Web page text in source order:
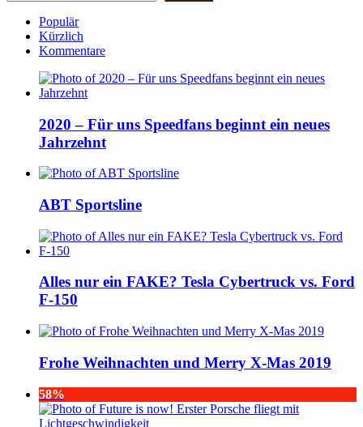
Populär
Kürzlich
Kommentare
2020 – Für uns Speedfans beginnt ein neues
Jahrzehnt
ABT Sportsline
Alles nur ein FAKE? Tesla Cybertruck vs. Ford
F-150
Frohe Weihnachten und Merry X-Mas 2019
58%